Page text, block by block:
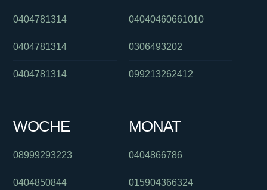
0404781314
0404781314
0404781314
04040460661010
0306493202
099213262412
WOCHE
08999293223
0404850844
MONAT
0404866786
015904366324